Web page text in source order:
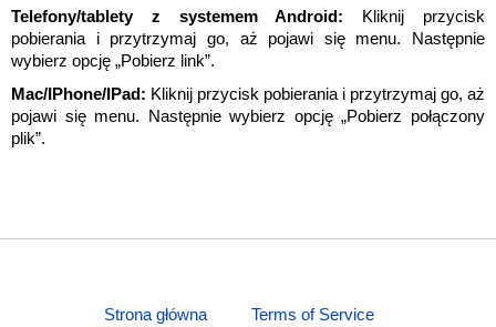
Telefony/tablety z systemem Android: Kliknij przycisk
pobierania i przytrzymaj go, aż pojawi się menu. Następnie
wybierz opcję „Pobierz link”.
Mac/IPhone/IPad: Kliknij przycisk pobierania i przytrzymaj go, aż
pojawi się menu. Następnie wybierz opcję „Pobierz połączony
plik”.
Strona główna Terms of Service